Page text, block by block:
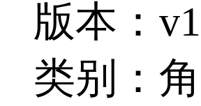
版本：
类别：